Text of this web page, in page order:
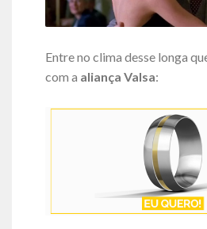
Entre no clima desse longa
com a aliança Valsa: